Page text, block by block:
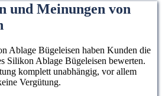
und Meinungen von
Ablage Bügeleisen haben Kunden die
Silikon Ablage Bügeleisen bewerten.
komplett unabhängig, vor allem
Vergütung.